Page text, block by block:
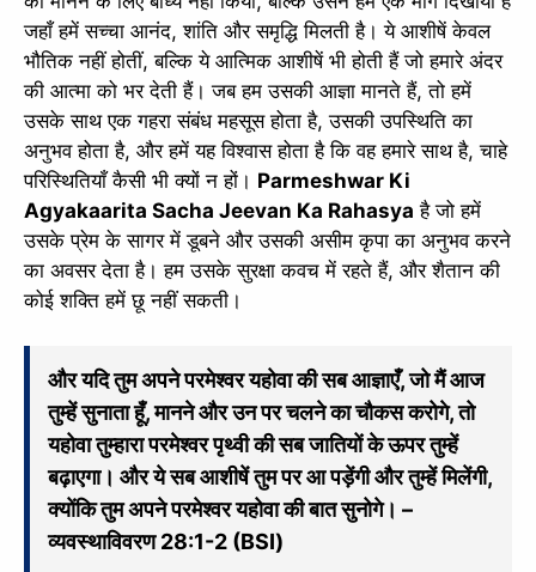
जहाँ हमें सच्चा आनंद, शांति और समृद्धि मिलती है। ये आशीषें केवल
भौतिक नहीं होतीं, बल्कि ये आत्मिक आशीषें भी होती हैं जो हमारे अंदर
की आत्मा को भर देती हैं। जब हम उसकी आज्ञा मानते हैं, तो हमें
उसके साथ एक गहरा संबंध महसूस होता है, उसकी उपस्थिति का
अनुभव होता है, और हमें यह विश्वास होता है कि वह हमारे साथ है, चाहे
परिस्थितियाँ कैसी भी क्यों न हों। Parmeshwar Ki
Agyakaarita Sacha Jeevan Ka Rahasya है जो हमें
उसके प्रेम के सागर में डूबने और उसकी असीम कृपा का अनुभव करने
का अवसर देता है। हम उसके सुरक्षा कवच में रहते हैं, और शैतान की
कोई शक्ति हमें छू नहीं सकती।
और यदि तुम अपने परमेश्वर यहोवा की सब आज्ञाएँ, जो मैं आज
तुम्हें सुनाता हूँ, मानने और उन पर चलने का चौकस करोगे, तो
यहोवा तुम्हारा परमेश्वर पृथ्वी की सब जातियों के ऊपर तुम्हें
बढ़ाएगा। और ये सब आशीषें तुम पर आ पड़ेंगी और तुम्हें मिलेंगी,
क्योंकि तुम अपने परमेश्वर यहोवा की बात सुनोगे। –
व्यवस्थाविवरण 28:1-2 (BSI)